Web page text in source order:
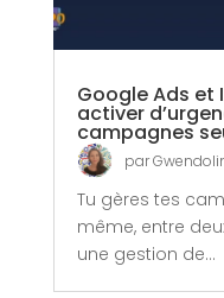
Google Ads et
activer
campagnes
par
Tu gères tes
même, entre
une gestion de...